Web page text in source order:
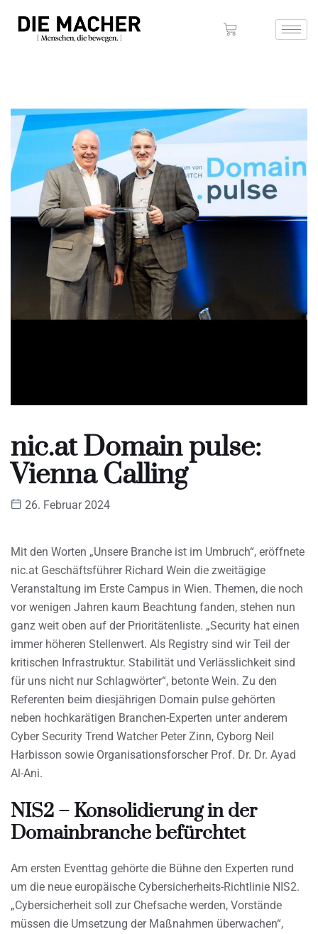
nic.at Domain pulse:
Vienna Calling
26. Februar 2024
Mit den Worten „Unsere Branche ist im Umbruch“, eröffnete
nic.at Geschäftsführer Richard Wein die zweitägige
Veranstaltung im Erste Campus in Wien. Themen, die noch
vor wenigen Jahren kaum Beachtung fanden, stehen nun
ganz weit oben auf der Prioritätenliste. „Security hat einen
immer höheren Stellenwert. Als Registry sind wir Teil der
kritischen Infrastruktur. Stabilität und Verlässlichkeit sind
für uns nicht nur Schlagwörter“, betonte Wein. Zu den
Referenten beim diesjährigen Domain pulse gehörten
neben hochkarätigen Branchen-Experten unter anderem
Cyber Security Trend Watcher Peter Zinn, Cyborg Neil
Harbisson sowie Organisationsforscher Prof. Dr. Dr. Ayad
Al-Ani.
NIS2 – Konsolidierung in der
Domainbranche befürchtet
Am ersten Eventtag gehörte die Bühne den Experten rund
um die neue europäische Cybersicherheits-Richtlinie NIS2.
„Cybersicherheit soll zur Chefsache werden, Vorstände
müssen die Umsetzung der Maßnahmen überwachen“,